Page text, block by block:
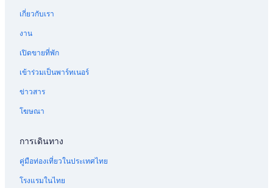
เกี่ยวกับเรา
งาน
เปิดขายที่พัก
เข้าร่วมเป็นพาร์ทเนอร์
ข่าวสาร
โฆษณา
การเดินทาง
คู่มือท่องเที่ยวในประเทศไทย
โรงแรมในไทย